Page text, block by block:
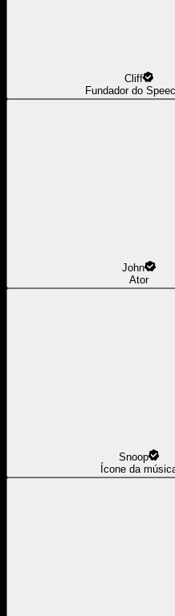
Cliff
Fundador do
John
Ator
Snoop
Ícone da